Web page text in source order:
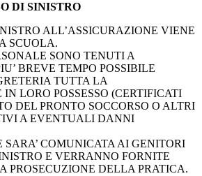
DI SINISTRO
ALL’ASSICURAZIONE VIENE
SCUOLA.
SONO TENUTI A
BREVE TEMPO POSSIBILE
TUTTA LA
LORO POSSESSO (CERTIFICATI
DEL PRONTO SOCCORSO O ALTRI
A EVENTUALI DANNI
SARA’ COMUNICATA AI GENITORI
E VERRANNO FORNITE
PROSECUZIONE DELLA PRATICA.